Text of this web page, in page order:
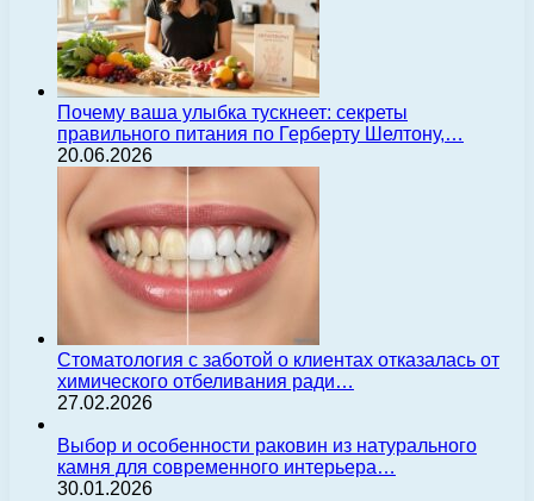
Почему ваша улыбка тускнеет: секреты
правильного питания по Герберту Шелтону,…
20.06.2026
Стоматология с заботой о клиентах отказалась от
химического отбеливания ради…
27.02.2026
Выбор и особенности раковин из натурального
камня для современного интерьера…
30.01.2026